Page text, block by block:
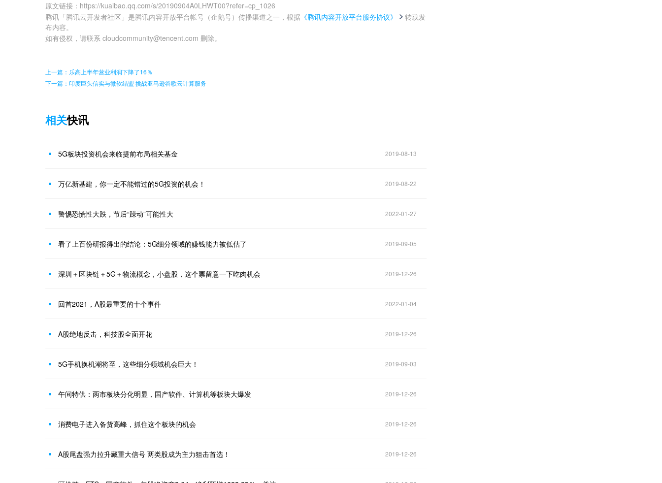
原文链接 ： https://kuaibao.qq.com/s/20190904A0LHWT00?refer=cp_1026
腾讯「腾讯云开发者社区」是腾讯内容开放平台帐号（企鹅号）传播渠道之一，根据 《腾讯内容开放平台服务协议》
转载发
布内容。
如有侵权，请联系 cloudcommunity@tencent.com 删除。
上一篇：乐高上半年营业利润下降了16％
下一篇：印度巨头信实与微软结盟 挑战亚马逊谷歌云计算服务
相关快讯
5G板块投资机会来临提前布局相关基金 2019-08-13
万亿新基建，你一定不能错过的5G投资的机会！ 2019-08-22
警惕恐慌性大跌，节后“躁动”可能性大 2022-01-27
看了上百份研报得出的结论：5G细分领域的赚钱能力被低估了 2019-09-05
深圳＋区块链＋5G＋物流概念，小盘股，这个票留意一下吃肉机会 2019-12-26
回首2021，A股最重要的十个事件 2022-01-04
A股绝地反击，科技股全面开花 2019-12-26
5G手机换机潮将至，这些细分领域机会巨大！ 2019-09-03
午间特供：两市板块分化明显，国产软件、计算机等板块大爆发 2019-12-26
消费电子进入备货高峰，抓住这个板块的机会 2019-12-26
A股尾盘强力拉升藏重大信号 两类股成为主力狙击首选！ 2019-12-26